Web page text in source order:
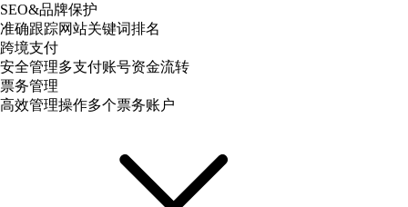
SEO&品牌保护
准确跟踪网站关键词排名
跨境支付
安全管理多支付账号资金流转
票务管理
高效管理操作多个票务账户